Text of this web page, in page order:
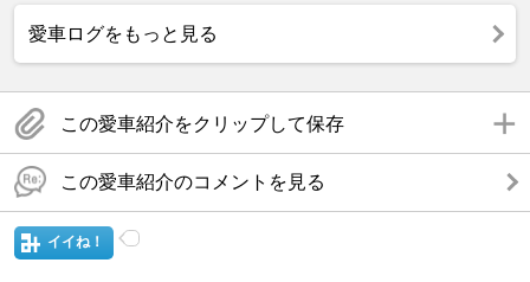
愛車ログをもっと見る
この愛車紹介をクリップして保存
この愛車紹介のコメントを見る
イイね！